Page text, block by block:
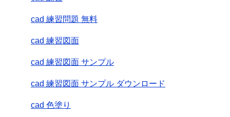
cad 練習問題 無料
cad 練習図面
cad 練習図面 サンプル
cad 練習図面 サンプル ダウンロード
cad 色塗り